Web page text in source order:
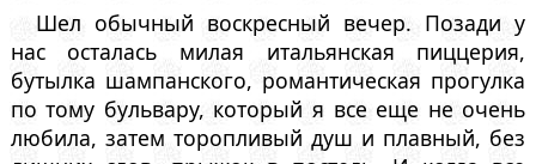
Шел обычный воскресный вечер. Позади у
нас осталась милая итальянская пиццерия,
бутылка шампанского, романтическая прогулка
по тому бульвару, который я все еще не очень
любила, затем торопливый душ и плавный, без